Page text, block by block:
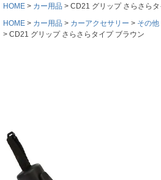
HOME カー用品
CD21 グリップ さらさら
HOME
カー用品 カーアクセサリー
その他
CD21 グリップ さらさらタイプ ブラウン